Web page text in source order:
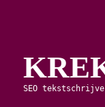
primaire
inhoud
SEO